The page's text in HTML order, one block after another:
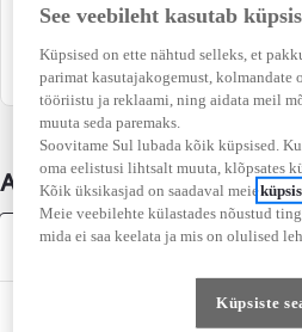
Kütusekulu
0,7 l / 100 km
Ei
Auto üksikasjad
Varustus
See veebileht kasutab
Küpsised on ette nähtud selleks, et
parimat kasutajakogemust, kolmandate
tööriistu ja reklaami, ning aidata meil
muuta seda paremaks.
Soovitame Sul lubada kõik küpsised.
oma eelistusi lihtsalt muuta, klõpsates
Kõik üksikasjad on saadaval meie
Meie veebilehte külastades nõustud
mida ei saa keelata ja mis on olulised
Küpsiste